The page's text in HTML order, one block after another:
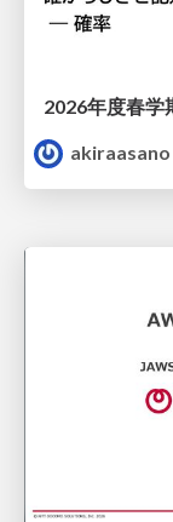
akiraasano